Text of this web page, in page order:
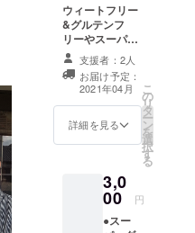
い接客、そ
こから広が
る料理の世
界をお客様
に味わって
もらおうと
更なる表現
の確立とし
て、自分自
ウィートフリー
&グルテンフ
リーやスーパー
グレインを使っ
た商品開発資金
として活用させ
ていただきま
す。 お礼のメッ
セージをお送り
支援者：2人
お届け予定：
2021年04月
詳細を見る
こ
の
リ
タ
ー
ン
を
選
択
す
る
3,0
00 円
●スー